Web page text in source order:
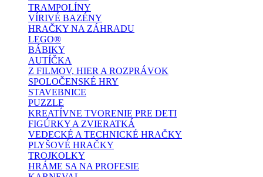
TRAMPOLÍNY
VÍRIVÉ BAZÉNY
HRAČKY NA ZÁHRADU
LEGO®
BÁBIKY
AUTÍČKA
Z FILMOV, HIER A ROZPRÁVOK
SPOLOČENSKÉ HRY
STAVEBNICE
PUZZLE
KREATÍVNE TVORENIE PRE DETI
FIGÚRKY A ZVIERATKÁ
VEDECKÉ A TECHNICKÉ HRAČKY
PLYŠOVÉ HRAČKY
TROJKOLKY
HRÁME SA NA PROFESIE